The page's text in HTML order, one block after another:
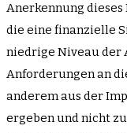
Anerkennung
die eine finanzielle
niedrige Niveau der
Anforderungen an
anderem aus der
ergeben und nicht